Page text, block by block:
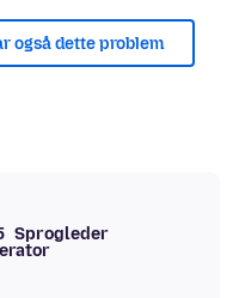
også dette problem
Sprogleder